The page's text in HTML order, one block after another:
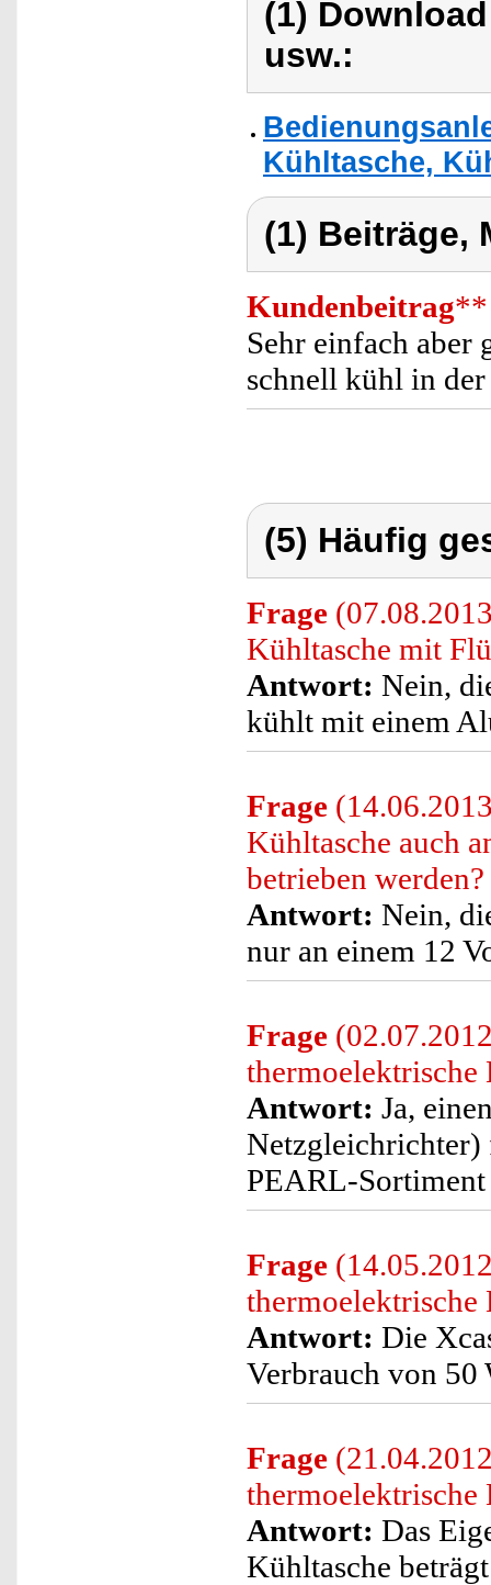
(1)
usw.:
Kühltasche,
(1) Beiträge,
Kundenbeitrag**
Sehr einfach
schnell kühl in
(5) Häufig
Frage
Kühltasche mit
Antwort: Nein,
kühlt mit einem
Frage
Kühltasche auch
betrieben werden?
Antwort: Nein,
nur an einem 12
Frage
thermoelektrische
Antwort: Ja,
Netzgleichrichter)
PEARL-
Frage
thermoelektrische
Antwort: Die
Verbrauch von 50
Frage
thermoelektrische
Antwort: Das
Kühltasche